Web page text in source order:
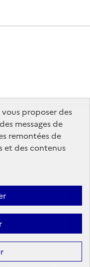
proposer des
messages de
remontées de
et des contenus
générale de
site sont sous